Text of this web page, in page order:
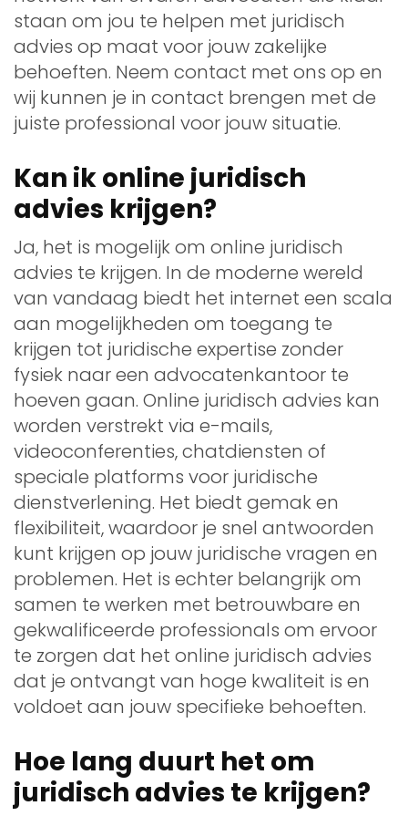
staan om jou te helpen met juridisch
advies op maat voor jouw zakelijke
behoeften. Neem contact met ons op en
wij kunnen je in contact brengen met de
juiste professional voor jouw situatie.
Kan ik online juridisch
advies krijgen?
Ja, het is mogelijk om online juridisch
advies te krijgen. In de moderne wereld
van vandaag biedt het internet een scala
aan mogelijkheden om toegang te
krijgen tot juridische expertise zonder
fysiek naar een advocatenkantoor te
hoeven gaan. Online juridisch advies kan
worden verstrekt via e-mails,
videoconferenties, chatdiensten of
speciale platforms voor juridische
dienstverlening. Het biedt gemak en
flexibiliteit, waardoor je snel antwoorden
kunt krijgen op jouw juridische vragen en
problemen. Het is echter belangrijk om
samen te werken met betrouwbare en
gekwalificeerde professionals om ervoor
te zorgen dat het online juridisch advies
dat je ontvangt van hoge kwaliteit is en
voldoet aan jouw specifieke behoeften.
Hoe lang duurt het om
juridisch advies te krijgen?